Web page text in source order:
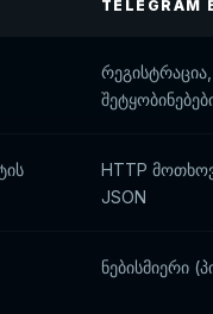
TELEGRAM
რეგისტრაცია,
HTTP
JSON
ნებისმიერი